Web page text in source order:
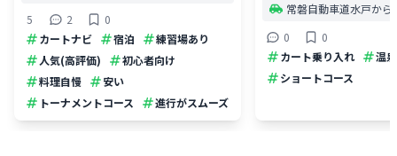
5
2
0
カートナビ
宿泊
練習場あり
人気(高評価)
初心者向け
料理自慢
安い
トーナメントコース
進行がスムーズ
常磐自動車道水戸か
0
0
カート乗り入れ
温泉
ショートコース